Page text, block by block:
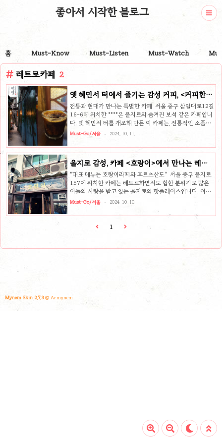
좋아서 시작한 블로그
홈 Must-Know Must-Listen Must-Watch
레트로카페 2
옛 혜민서 터에서 즐기는 감성 커피, <커피한약
방>
전통과 현대가 만나는 특별한 카페 서울 중구 삼일대로12길
16-6에 위치한 ****은 을지로의 숨겨진 보석 같은 카페입니
다. 옛 혜민서 터를 개조해 만든 이 카페는, 전통적인 소품들
과 골동품들이 가득한 이색적인 인테리어로 많은 사람들의
발길을 끌고 있습니다. 특히, 젊은 세대들에게 인기가 많으
며, 한 번 방문하면 그 특별한 감성에 푹 빠질 수밖에 없는 공
장 큰 매력은 무엇보다도 독특한 인테리어입니다. 옛날 혜민
서에서 병자를 치료하던 터를 개조하여 만든 이곳은, 그 시절
에 사용되었던 소품들과 골동품들을 그대로 보존하고 있어
카페 전체가 마치 작은 역사 박물관처럼 느껴집니다. 또한,
곳곳에 마련된 포토존에서 사진을 찍으며 그 감성을 만끽할
Must-Go/서울 2024. 10. 11.
을지로 감성, 카페 <호랑이>에서 만나는 레트
로 힙함
"대표 메뉴는 호랑이라떼와 후르츠산도" 서울 중구 을지로
157에 위치한 카페는 레트로하면서도 힙한 분위기로 많은
이들의 사랑을 받고 있는 을지로의 핫플레이스입니다. 이곳
은 오랜 세월의 흔적이 느껴지는 가구들과 소품들로 가득하
며, 호랑이를 콘셉트로 한 독특한 인테리어가 시선을 사로잡
습니다. 작은 규모에도 불구하고, 매일 많은 손님들로 북적이
는 이유는 바로 이곳만의 특별한 분위기와 맛 때문입니
가구와 빈티지한 액자들, 호랑이를 테마로 한 소품들이 이곳
부와 외부 모두에 테이블이 마련되어 있어 다양한 손님들이
Must-Go/서울 2024. 10. 10.
1
Mynem Skin 2.7.3© Armynem